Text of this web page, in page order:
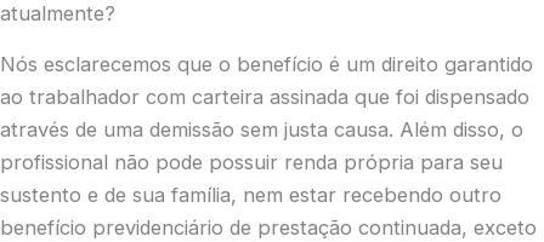
atualmente?
Nós esclarecemos que o benefício é um direito garantido
ao trabalhador com carteira assinada que foi dispensado
através de uma demissão sem justa causa. Além disso, o
profissional não pode possuir renda própria para seu
sustento e de sua família, nem estar recebendo outro
benefício previdenciário de prestação continuada, exceto